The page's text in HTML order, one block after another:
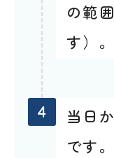
の範
す）。
4
当日
です。